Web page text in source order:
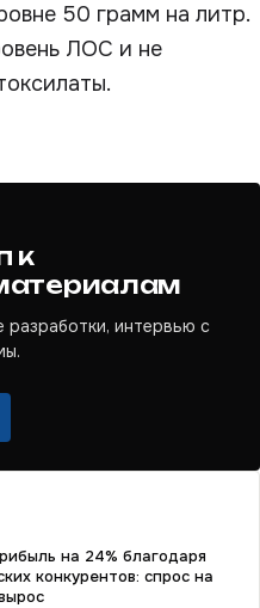
50 грамм на литр.
ЛОС и не
к
разработки, интервью с
на 24% благодаря
конкурентов: спрос на